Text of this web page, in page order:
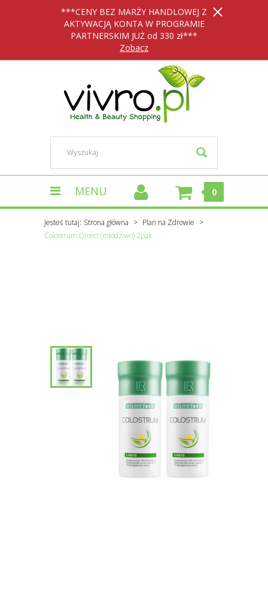
***CENY BEZ MARŻY HANDLOWEJ Z
AKTYWACJĄ KONTA W PROGRAMIE
PARTNERSKIM JUŻ od 330 zł***
Zobacz
MENU 0
Jesteś tutaj: Strona główna
Plan na Zdrowie
Colostrum Direct (młodziwo) 2pak